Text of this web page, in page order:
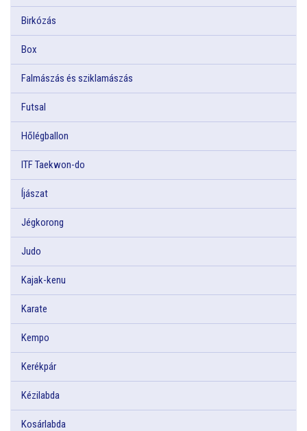
Birkózás
Box
Falmászás és sziklamászás
Futsal
Hőlégballon
ITF Taekwon-do
Íjászat
Jégkorong
Judo
Kajak-kenu
Karate
Kempo
Kerékpár
Kézilabda
Kosárlabda